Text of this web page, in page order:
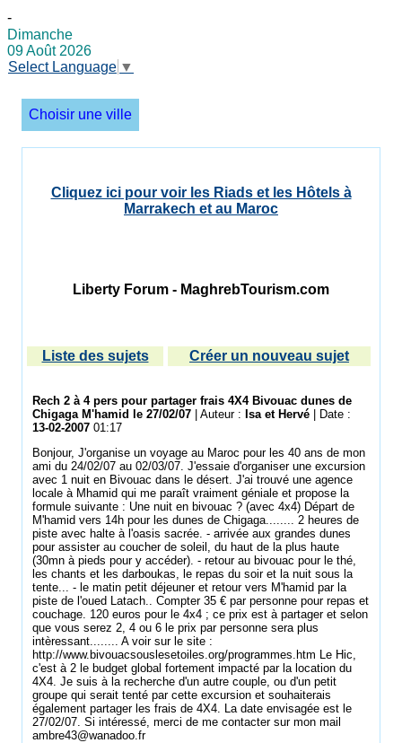
-
Dimanche
09 Août 2026
Select Language ▼
Choisir une ville
Cliquez ici pour voir les Riads et les Hôtels à
Marrakech et au Maroc
Liberty Forum - MaghrebTourism.com
Liste des sujets Créer un nouveau sujet
Rech 2 à 4 pers pour partager frais 4X4 Bivouac dunes de
Chigaga M'hamid le 27/02/07 | Auteur : Isa et Hervé | Date :
13-02-2007 01:17
Bonjour, J'organise un voyage au Maroc pour les 40 ans de mon
ami du 24/02/07 au 02/03/07. J'essaie d'organiser une excursion
avec 1 nuit en Bivouac dans le désert. J'ai trouvé une agence
locale à Mhamid qui me paraît vraiment géniale et propose la
formule suivante : Une nuit en bivouac ? (avec 4x4) Départ de
M'hamid vers 14h pour les dunes de Chigaga........ 2 heures de
piste avec halte à l'oasis sacrée. - arrivée aux grandes dunes
pour assister au coucher de soleil, du haut de la plus haute
(30mn à pieds pour y accéder). - retour au bivouac pour le thé,
les chants et les darboukas, le repas du soir et la nuit sous la
tente... - le matin petit déjeuner et retour vers M'hamid par la
piste de l'oued Latach.. Compter 35 € par personne pour repas et
couchage. 120 euros pour le 4x4 ; ce prix est à partager et selon
que vous serez 2, 4 ou 6 le prix par personne sera plus
intèressant........ A voir sur le site :
http://www.bivouacsouslesetoiles.org/programmes.htm Le Hic,
c'est à 2 le budget global fortement impacté par la location du
4X4. Je suis à la recherche d'un autre couple, ou d'un petit
groupe qui serait tenté par cette excursion et souhaiterais
également partager les frais de 4X4. La date envisagée est le
27/02/07. Si intéressé, merci de me contacter sur mon mail
ambre43@wanadoo.fr